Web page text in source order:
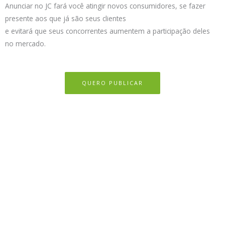
Anunciar no JC fará você atingir novos consumidores, se fazer
presente aos que já são seus clientes
e evitará que seus concorrentes aumentem a participação deles
no mercado.
QUERO PUBLICAR